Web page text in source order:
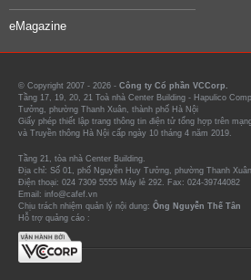
eMagazine
© Copyright 2007 - 2026 - Công ty Cổ phần VCCorp.
Tầng 17, 19, 20, 21 Toà nhà Center Building - Hapulico
Tưởng, phường Thanh Xuân, thành phố Hà Nội
Giấy phép thiết lập trang thông tin điện tử tổng hợp trên
và Truyền thông Hà Nội cấp ngày 10 tháng 4 năm 2019.
Tầng 21, tòa nhà Center Building.
Địa chỉ: Số 01, phố Nguyễn Huy Tưởng, phường Thanh
Điện thoại: 024 7309 5555 Máy lẻ 292. Fax: 024-39744082
Email: info@cafef.vn
Chịu trách nhiệm quản lý nội dung: Ông Nguyễn Thế Tân
Hỗ trợ quảng cáo :